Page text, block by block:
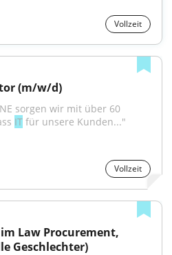
Vollzeit
(m/w/d)
sorgen wir mit über 60
IT für unsere Kunden..."
Vollzeit
Law Procurement,
Geschlechter)